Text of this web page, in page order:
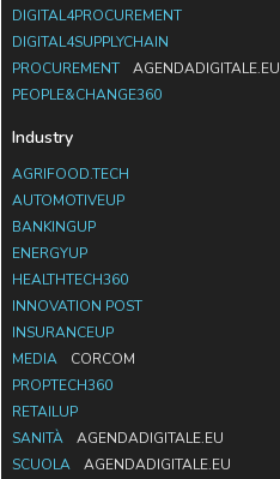
DIGITAL4PROCUREMENT
DIGITAL4SUPPLYCHAIN
PROCUREMENT
AGENDADIGITALE.EU
PEOPLE&CHANGE360
Industry
AGRIFOOD.TECH
AUTOMOTIVEUP
BANKINGUP
ENERGYUP
HEALTHTECH360
INNOVATION POST
INSURANCEUP
MEDIA
CORCOM
PROPTECH360
RETAILUP
SANITÀ
AGENDADIGITALE.EU
SCUOLA
AGENDADIGITALE.EU